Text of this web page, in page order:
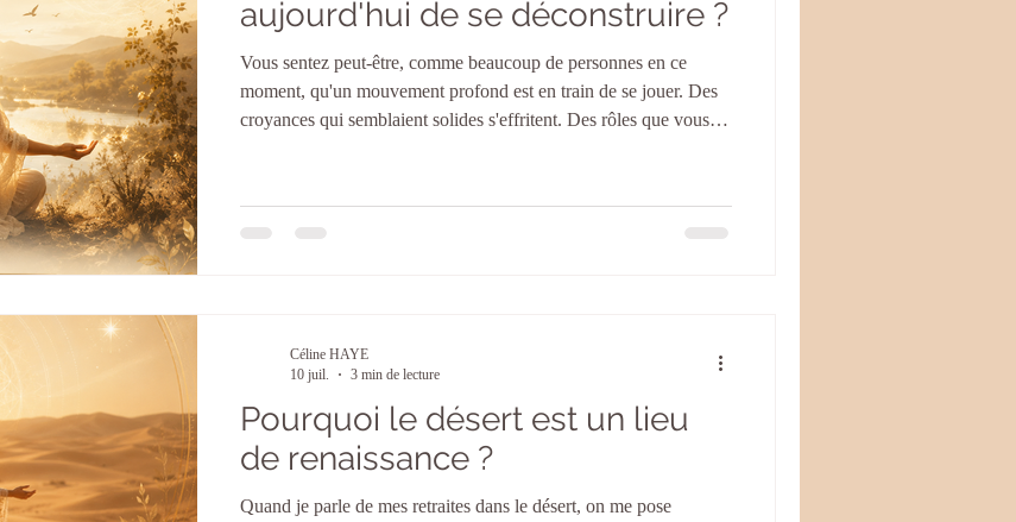
aujourd'hui de se déconstruire ?
Vous sentez peut-être, comme beaucoup de personnes en ce
moment, qu'un mouvement profond est en train de se jouer. Des
croyances qui semblaient solides s'effritent. Des rôles que vous
prévenir. Ce n'est pas un hasard, et ce n'est pas non plus un signe
Pourquoi le désert est un lieu
de renaissance ?
Quand je parle de mes retraites dans le désert, on me pose
Céline HAYE
10 juil.
3 min de lecture